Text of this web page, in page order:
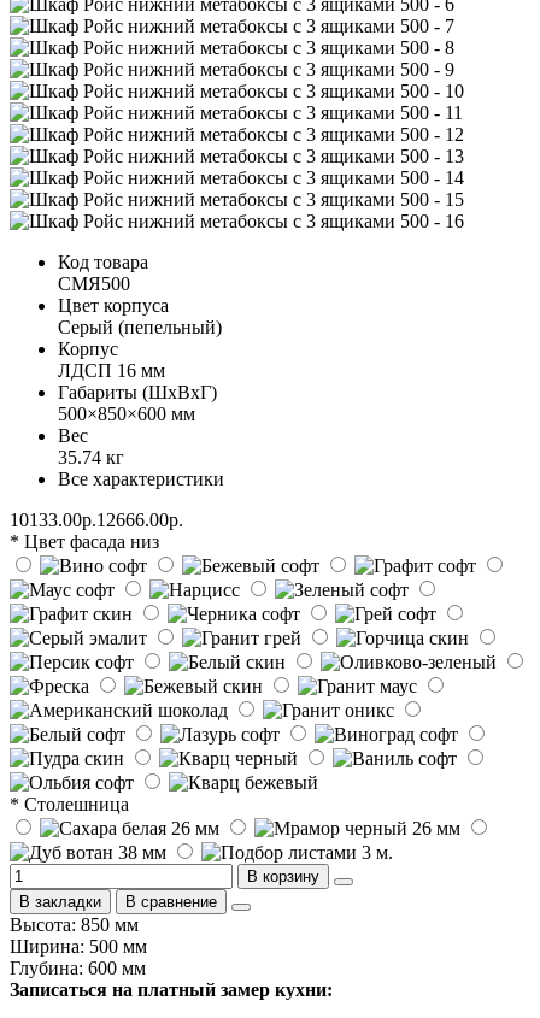
Код товара
СМЯ500
Цвет корпуса
Серый (пепельный)
Корпус
ЛДСП 16 мм
Габариты (ШхВхГ)
500×850×600 мм
Вес
35.74 кг
Все характеристики
10133.00р.12666.00р.
* Цвет фасада низ
* Столешница
В корзину
В закладки
В сравнение
Высота: 850 мм
Ширина: 500 мм
Глубина: 600 мм
Записаться на платный замер кухни: